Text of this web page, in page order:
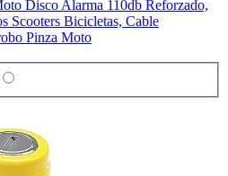
Disco Alarma 110db Reforzado,
Scooters Bicicletas, Cable
Pinza Moto